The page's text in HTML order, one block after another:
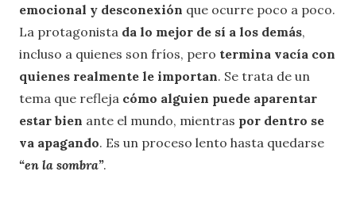
emocional y desconexión que ocurre poco a poco.
La protagonista da lo mejor de sí a los demás,
incluso a quienes son fríos, pero termina vacía con
quienes realmente le importan. Se trata de un
tema que refleja cómo alguien puede aparentar
estar bien ante el mundo, mientras por dentro se
va apagando. Es un proceso lento hasta quedarse
“en la sombra”.